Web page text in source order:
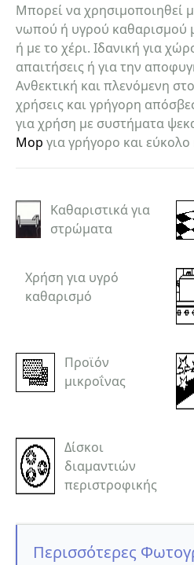
Μπορεί να χρησιμοποιηθεί
νωπού ή υγρού καθαρισμού
ή με το χέρι. Ιδανική για
απαιτήσεις ή για την
Ανθεκτική και πλενόμενη
χρήσεις και γρήγορη
για χρήση με συστήματα
Mop για γρήγορο και
Καθαριστικά για
στρώματα
Χρήση για υγρό
καθαρισμό
Προϊόν
μικροΐνας
Δίσκοι
διαμαντιών
περιστροφικής
Περισσότερες